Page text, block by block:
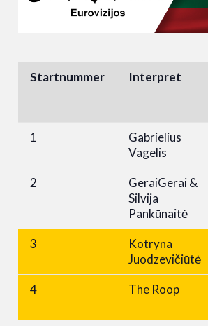
Startnummer Interpret
1
Gabrielius
Vagelis
2
GeraiGerai &
Silvija
Pankūnaitė
3
Kotryna
Juodzevičiūtė
4 The Roop